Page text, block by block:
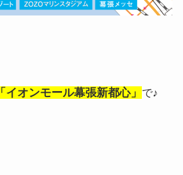
「イオンモール幕張新都心」 で♪